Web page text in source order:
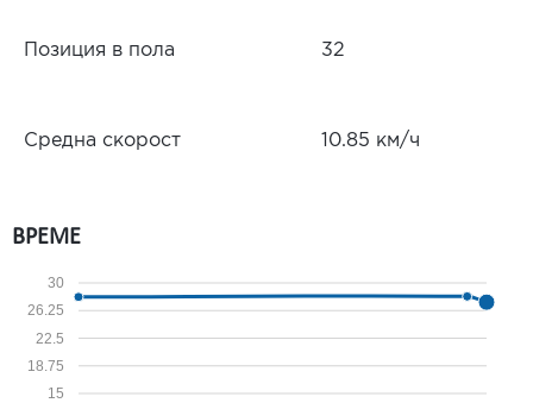
Позиция в пола 32
Средна скорост 10.85 км/ч
ВРЕМЕ
15
18.75
22.5
26.25
30